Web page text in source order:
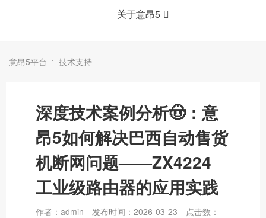
关于意昂5
意昂5平台 技术支持
深度技术案例分析🤠：意
昂5如何解决巴西自动售货
机断网问题——ZX4224
工业级路由器的应用实践
作者：admin 发布时间：2026-03-23 点击数：